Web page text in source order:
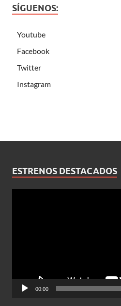
SÍGUENOS:
Youtube
Facebook
Twitter
Instagram
ESTRENOS DESTACADOS
00:00